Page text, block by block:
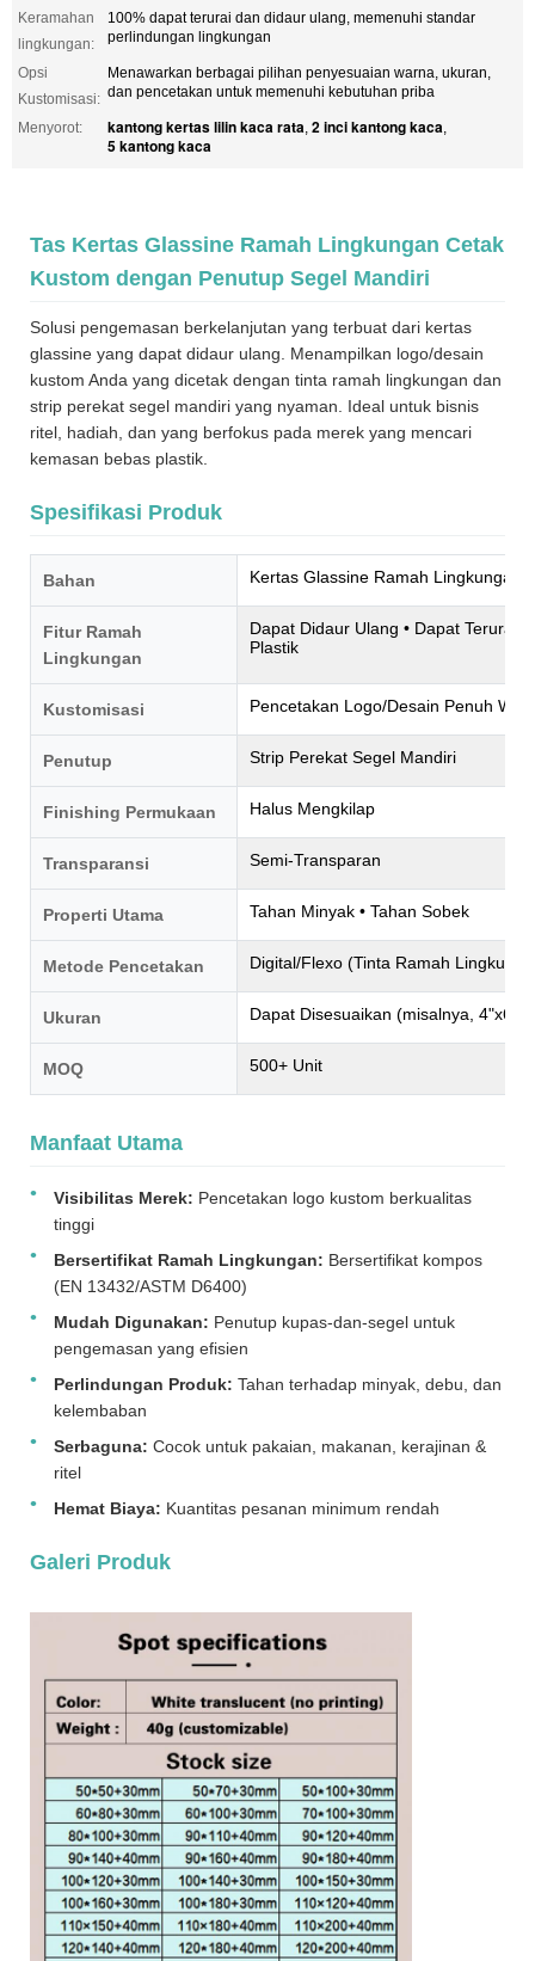
Keramahan
lingkungan:
100% dapat terurai dan didaur ulang, memenuhi standar
perlindungan lingkungan
Opsi
Kustomisasi:
Menawarkan berbagai pilihan penyesuaian warna, ukuran,
dan pencetakan untuk memenuhi kebutuhan priba
Menyorot: kantong kertas lilin kaca rata, 2 inci kantong kaca,
5 kantong kaca
Tas Kertas Glassine Ramah Lingkungan Cetak
Kustom dengan Penutup Segel Mandiri
Solusi pengemasan berkelanjutan yang terbuat dari kertas
glassine yang dapat didaur ulang. Menampilkan logo/desain
kustom Anda yang dicetak dengan tinta ramah lingkungan dan
strip perekat segel mandiri yang nyaman. Ideal untuk bisnis
ritel, hadiah, dan yang berfokus pada merek yang mencari
kemasan bebas plastik.
Spesifikasi Produk
Bahan Kertas Glassine Ramah Lingkungan
Fitur Ramah
Lingkungan
Dapat Didaur Ulang • Dapat Terurai
Plastik
Kustomisasi Pencetakan Logo/Desain Penuh
Penutup Strip Perekat Segel Mandiri
Finishing Permukaan Halus Mengkilap
Transparansi Semi-Transparan
Properti Utama Tahan Minyak • Tahan Sobek
Metode Pencetakan Digital/Flexo (Tinta Ramah
Ukuran Dapat Disesuaikan (misalnya, 4"x6"
MOQ 500+ Unit
Manfaat Utama
Visibilitas Merek: Pencetakan logo kustom berkualitas
tinggi
Bersertifikat Ramah Lingkungan: Bersertifikat kompos
(EN 13432/ASTM D6400)
Mudah Digunakan: Penutup kupas-dan-segel untuk
pengemasan yang efisien
Perlindungan Produk: Tahan terhadap minyak, debu, dan
kelembaban
Serbaguna: Cocok untuk pakaian, makanan, kerajinan &
ritel
Hemat Biaya: Kuantitas pesanan minimum rendah
Galeri Produk